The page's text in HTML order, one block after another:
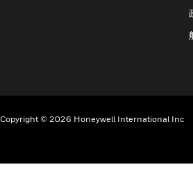
Copyright © 2026 Honeywell International Inc